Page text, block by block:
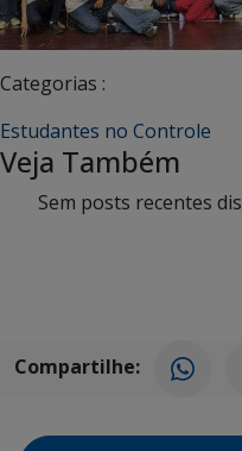
Categorias :
Estudantes no Controle
Veja Também
Sem posts recentes
Compartilhe: